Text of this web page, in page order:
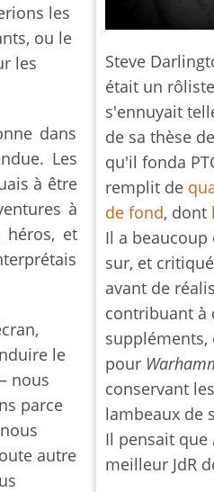
les
ou le
les
dans
Les
à être
à
héros, et
le
nous
parce
autre
Steve
était un
s'ennuyait
de sa thèse
qu'il fonda
remplit de
de fond, dont
Il a beaucoup
sur, et
avant de
contribuant à
suppléments,
pour
conservant
lambeaux de
Il pensait que
meilleur JdR